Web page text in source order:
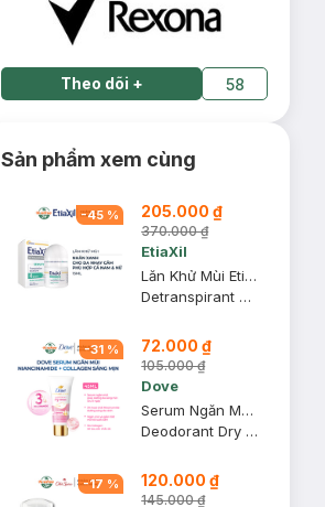
Theo dõi + 58
Sản phẩm xem cùng
-45 % 205.000 ₫
370.000 ₫
EtiaXil
Lăn Khử Mùi EtiaXil Nhãn Xanh Cho Da Nhạy Cảm 15ml
Detranspirant Traitement Roll-On Peaux Sensibles
-31 % 72.000 ₫
105.000 ₫
Dove
Serum Ngăn Mùi Dove Giúp Da Sáng Mịn Đều Màu 40ml
Deodorant Dry Serum 3% Niacinamide + 10X Collagen
-17 % 120.000 ₫
145.000 ₫